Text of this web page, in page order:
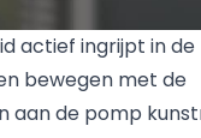
actief ingrijpt in de
bewegen met de
aan de pomp